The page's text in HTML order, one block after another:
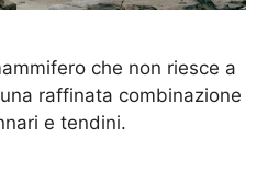
che non riesce a
raffinata combinazione
e tendini.